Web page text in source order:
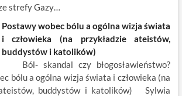
strefy Gazy…
Postawy wobec bólu a ogólna wizja świata
i człowieka (na przykładzie ateistów,
buddystów i katolików)
Ból- skandal czy błogosławieństwo?
bólu a ogólna wizja świata i człowieka (na
ateistów, buddystów i katolików) Sylwia